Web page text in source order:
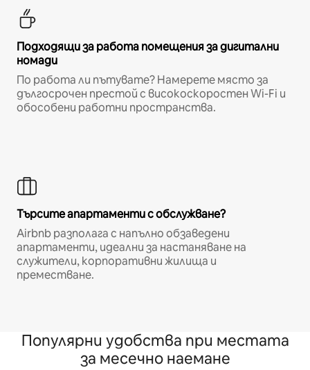
Подходящи за работа помещения за дигитални
номади
По работа ли пътувате? Намерете място за
дългосрочен престой с високоскоростен Wi-Fi и
обособени работни пространства.
Търсите апартаменти с обслужване?
Airbnb разполага с напълно обзаведени
апартаменти, идеални за настаняване на
служители, корпоративни жилища и
преместване.
Популярни удобства при местата
за месечно наемане